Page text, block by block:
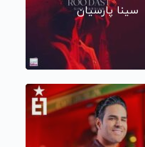
سینا پارسیان